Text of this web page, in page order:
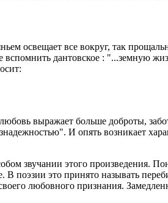
освещает все вокруг, так
дантовское : "...земную
любовь выражает больше доброты,
И опять возникает
звучании этого произведения.
поэзии это принято называть
любовного признания.